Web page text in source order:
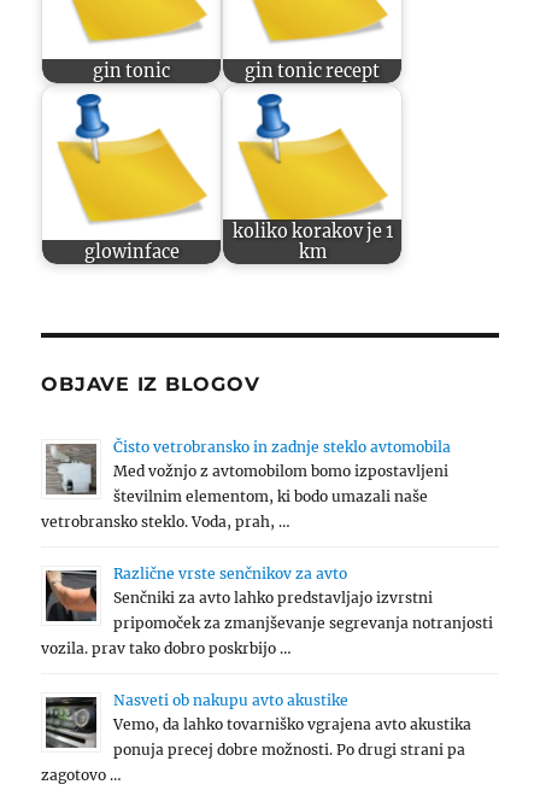
gin tonic gin tonic recept
glowinface
koliko korakov je 1
km
OBJAVE IZ BLOGOV
Čisto vetrobransko in zadnje steklo avtomobila
Med vožnjo z avtomobilom bomo izpostavljeni
številnim elementom, ki bodo umazali naše
vetrobransko steklo. Voda, prah, …
Različne vrste senčnikov za avto
Senčniki za avto lahko predstavljajo izvrstni
pripomoček za zmanjševanje segrevanja notranjosti
vozila. prav tako dobro poskrbijo …
Nasveti ob nakupu avto akustike
Vemo, da lahko tovarniško vgrajena avto akustika
ponuja precej dobre možnosti. Po drugi strani pa
zagotovo …